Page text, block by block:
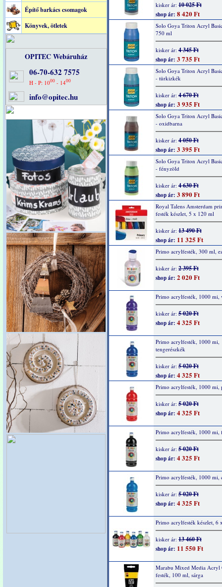
Építő barkács csomagok
Könyvek, ötletek
OPITEC Webáruház
06-70-632 7575
H - P: 1000- 1400
info@opitec.hu
kisker ár: 10 025 Ft
shop ár: 8 420 Ft
Solo Goya Triton Acryl
750 ml
kisker ár: 4 345 Ft
shop ár: 3 735 Ft
Solo Goya Triton Acryl
- türkizkék
kisker ár: 4 670 Ft
shop ár: 3 935 Ft
Solo Goya Triton Acryl
- oxidbarna
kisker ár: 4 050 Ft
shop ár: 3 395 Ft
Solo Goya Triton Acryl
- fényzöld
kisker ár: 4 630 Ft
shop ár: 3 890 Ft
Royal Talens Amsterdam
festék készlet, 5 x 120 ml
kisker ár: 13 490 Ft
shop ár: 11 325 Ft
Primo acrylfesték, 300 ml,
kisker ár: 2 395 Ft
shop ár: 2 020 Ft
Primo acrylfesték, 1000 mi,
kisker ár: 5 020 Ft
shop ár: 4 325 Ft
Primo acrylfesték, 1000 mi,
tengerészkék
kisker ár: 5 020 Ft
shop ár: 4 325 Ft
Primo acrylfesték, 1000 mi,
kisker ár: 5 020 Ft
shop ár: 4 325 Ft
Primo acrylfesték, 1000 mi,
kisker ár: 5 020 Ft
shop ár: 4 325 Ft
Primo acrylfesték, 1000 mi,
kisker ár: 5 020 Ft
shop ár: 4 325 Ft
Primo acrylfesték készlet, 6
kisker ár: 13 460 Ft
shop ár: 11 550 Ft
Marabu Mixed Media Acryl
festék, 100 ml, sárga